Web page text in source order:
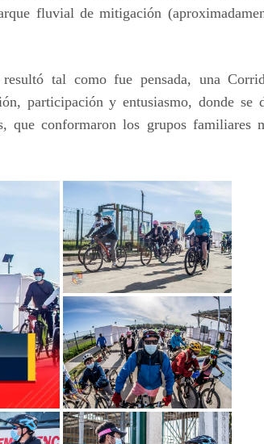
fluvial de mitigación
tal como fue pensada, una
participación y entusiasmo, donde se
que conformaron los grupos familiares